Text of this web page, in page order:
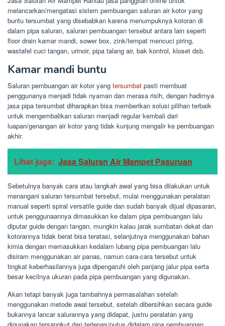
melancarkan/mengatasi sistem pembuangan saluran air kotor yang
buntu tersumbat yang disebabkan karena menumpuknya kotoran di
dalam pipa saluran, saluran pembuangan tersebut antara lain seperti
floor drain kamar mandi, sower box, zink/tempat mencuci piring,
wastafel cuci tangan, urinoir, pipa talang air, bak kontrol, kloset dsb.
Kamar mandi buntu
Saluran pembuangan air kotor yang tersumbat pasti membuat
penggunanya menjadi tidak nyaman dan merasa risih, dengan hadirnya
jasa pipa tersumbat diharapkan bisa memberikan solusi pilihan terbaik
untuk mengembalikan saluran menjadi regular kembali dari
luapan/genangan air kotor yang tidak kunjung mengalir ke pembuangan
akhir.
Lihat juga: Jasa Saluran Air Mampet Pasuruan
Sebetulnya banyak cara atau langkah awal yang bisa dilakukan untuk
menangani saluran tersumbat tersebut, mulai menggunakan peralatan
manual seperti spiral versatile guide dan sudah banyak dijual dipasaran,
untuk penggunaannya dimasukkan ke dalam pipa pembuangan lalu
diputar guide dengan tangan, mungkin kalau jarak sumbatan dekat dan
kotorannya tidak berat bisa teratasi, selanjutnya menggunakan bahan
kimia dengan memasukkan kedalam lubang pipa pembuangan lalu
disiram menggunakan air panas, namun cara-cara tersebut untuk
tingkat keberhasilannya juga dipengaruhi oleh panjang jalur pipa serta
besar kecilnya ukuran pada pipa pembuangan yang digunakan.
Akan tetapi banyak juga tambahnya permasalahan setelah
menggunakan metode awal tersebut, setelah dibersihkan secara guide
bukannya lancar salurannya yang didapat, justru peralatan yang